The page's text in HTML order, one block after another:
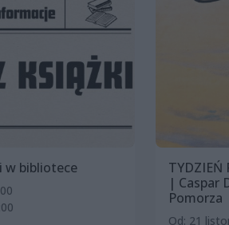
w bibliotece
TYDZIEŃ
| Caspar
Pomorza
Od: 21